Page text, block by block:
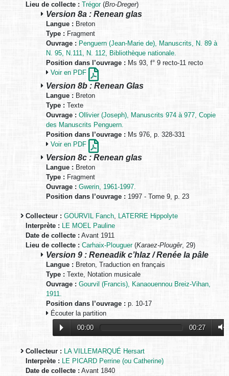
Lieu de collecte : Trégor(Bro-Dreger)
Version 8a : Renean glas
Langue : Breton
Type : Fragment
Ouvrage : Penguern (Jean-Marie de), Manuscrits, N. 89 à
N. 95, N.111, N. 112, Bibliothèque nationale.
Position dans l’ouvrage : Ms 93, f° 9 recto-11 recto
Voir en PDF
Version 8b : Renean Glas
Langue : Breton
Type : Texte
Ouvrage : Ollivier (Joseph), Manuscrits 974 à 977, Copie
des Manuscrits Penguern.
Position dans l’ouvrage : Ms 976, p. 328-331
Voir en PDF
Version 8c : Renean glas
Langue : Breton
Type : Fragment
Ouvrage : Gwerin, 1961-1997.
Position dans l’ouvrage : 1997 - Tome 9, p. 23
Collecteur : GOURVIL Fanch, LATERRE Hippolyte
Interprète : LE MOEL Pauline
Date de collecte : Avant 1911
Lieu de collecte : Carhaix-Plouguer(Karaez-Plougêr, 29)
Version 9 : Reneadik c’hlaz / Renée la pâle
Langue : Breton, Traduction en français
Type : Texte, Notation musicale
Ouvrage : Gourvil (Francis), Kanaouennou Breiz-Vihan,
1911.
Position dans l’ouvrage : p. 10-17
Écouter la partition
00:00
00:27
Collecteur : LA VILLEMARQUÉ Hersart
Interprète : LE PICARD Perrine (ou Catherine)
Date de collecte : Avant 1840